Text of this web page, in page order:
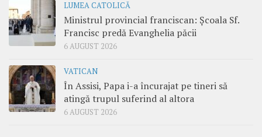
LUMEA CATOLICĂ
Ministrul provincial franciscan: Școala Sf.
Francisc predă Evanghelia păcii
6 AUGUST 2026
VATICAN
În Assisi, Papa i-a încurajat pe tineri să
atingă trupul suferind al altora
6 AUGUST 2026